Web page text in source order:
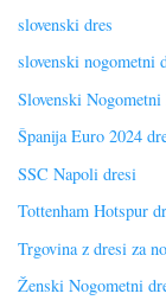
slovenski dres
slovenski nogometni
Slovenski Nogometni
Španija Euro 2024
SSC Napoli dresi
Tottenham Hotspur
Trgovina z dresi za
Ženski Nogometni